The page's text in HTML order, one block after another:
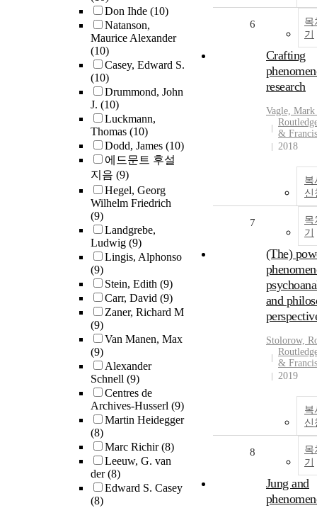
Don Ihde (10)
Natanson,
Maurice Alexander
(10)
Casey, Edward S.
(10)
Drummond, John
J. (10)
Luckmann,
Thomas (10)
Dodd, James (10)
에드문트 후설
지음 (9)
Hegel, Georg
Wilhelm Friedrich
(9)
Landgrebe,
Ludwig (9)
Lingis, Alphonso
(9)
Stein, Edith (9)
Carr, David (9)
Zaner, Richard M
(9)
Van Manen, Max
(9)
Alexander
Schnell (9)
Centres de
Archives-Husserl (9)
Martin Heidegger
(8)
Marc Richir(8)
Leeuw, G. van
der(8)
Edward S. Casey
(8)
목
기
6
Crafting
research
Vagle,
&
2018
복
신
목
기
7
(The)
and
Stolorow,
&
2019
복
신
목
기
8
Jung and